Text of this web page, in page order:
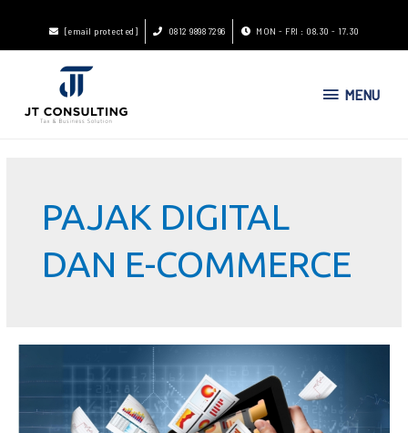
[email protected] 0812 9898 7296 MON - FRI : 08.30 - 17.30
MENU
PAJAK DIGITAL
DAN E-COMMERCE